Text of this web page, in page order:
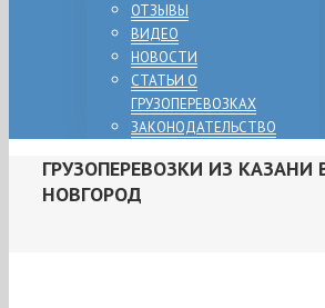
ОТЗЫВЫ
ВИДЕО
НОВОСТИ
СТАТЬИ О
ГРУЗОПЕРЕВОЗКАХ
ЗАКОНОДАТЕЛЬСТВО
ГРУЗОПЕРЕВОЗКИ ИЗ
НОВГОРОД